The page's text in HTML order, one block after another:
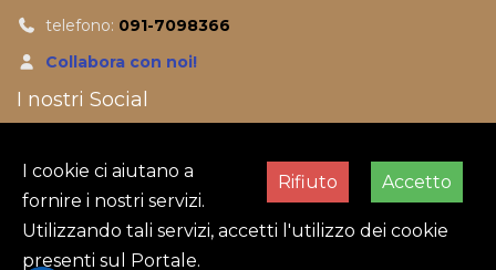
telefono: 091-7098366
Collabora con noi!
I nostri Social
Facebook
Abbiamo 399 visitatori e nessun utente online
Accetto
Rifiuto
I cookie ci aiutano a
fornire i nostri servizi.
Utilizzando tali servizi, accetti l'utilizzo dei cookie
presenti sul Portale.